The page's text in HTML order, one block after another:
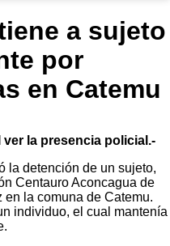
a sujeto
por
en Catemu
la presencia policial.-
la detención de un sujeto,
Centauro Aconcagua de
en la comuna de Catemu.
individuo, el cual mantenía